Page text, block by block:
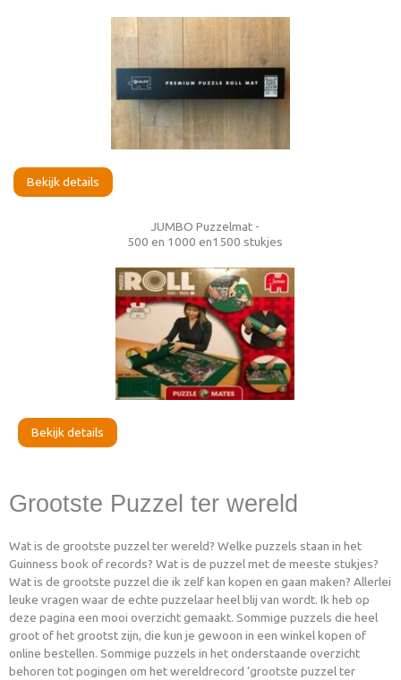
Bekijk details
JUMBO Puzzelmat -
500 en 1000 en1500 stukjes
Bekijk details
Grootste Puzzel ter wereld
Wat is de grootste puzzel ter wereld? Welke puzzels staan in het
Guinness book of records? Wat is de puzzel met de meeste stukjes?
Wat is de grootste puzzel die ik zelf kan kopen en gaan maken? Allerlei
leuke vragen waar de echte puzzelaar heel blij van wordt. Ik heb op
deze pagina een mooi overzicht gemaakt. Sommige puzzels die heel
groot of het grootst zijn, die kun je gewoon in een winkel kopen of
online bestellen. Sommige puzzels in het onderstaande overzicht
behoren tot pogingen om het wereldrecord ‘grootste puzzel ter